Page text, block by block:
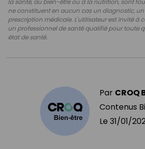
ne constituent en aucun cas un diagnostic,
prescription médicale. L'utilisateur est invité à
un professionnel de santé qualifié pour toute
état de santé.
Par CROQ
Contenus
Le 31/01/